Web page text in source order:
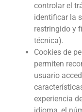
controlar el
identificar la
restringido y
técnica).
Cookies de
permiten
usuario
experiencia
idioma, el